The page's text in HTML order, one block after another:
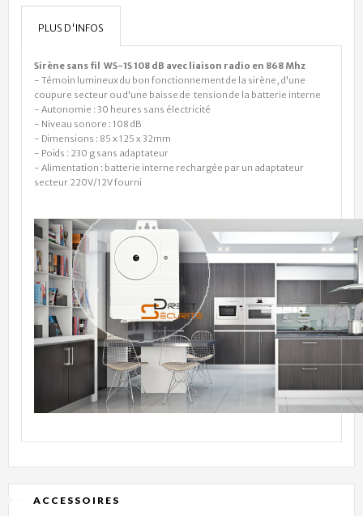
PLUS D'INFOS
Sirène sans fil WS-1S 108 dB avec liaison radio en 868 Mhz
- Témoin lumineux du bon fonctionnement de la sirène, d'une
coupure secteur ou d'une baisse de tension de la batterie interne
- Autonomie : 30 heures sans électricité
- Niveau sonore : 108 dB
- Dimensions : 85 x 125 x 32mm
- Poids : 230 g sans adaptateur
- Alimentation : batterie interne rechargée par un adaptateur
secteur 220V/12V fourni
ACCESSOIRES